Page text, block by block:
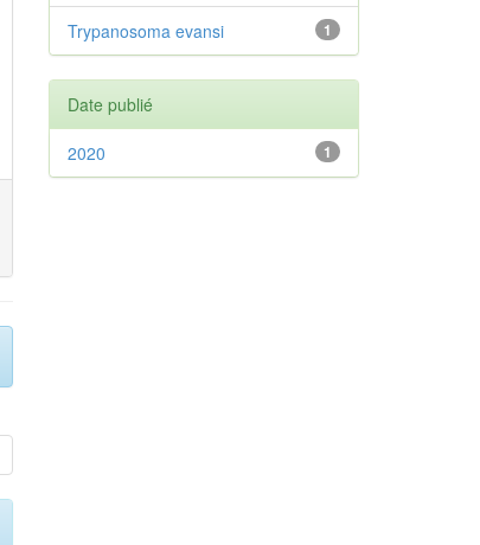
1
Trypanosoma evansi
Date publié
1
2020